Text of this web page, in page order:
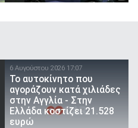
6 Αυγούστου 2026 17:07
To αυτοκίνητο που
αγοράζουν κατά χιλιάδες
στην Αγγλία - Στην
Ελλάδα κοστίζει 21.528
ευρώ